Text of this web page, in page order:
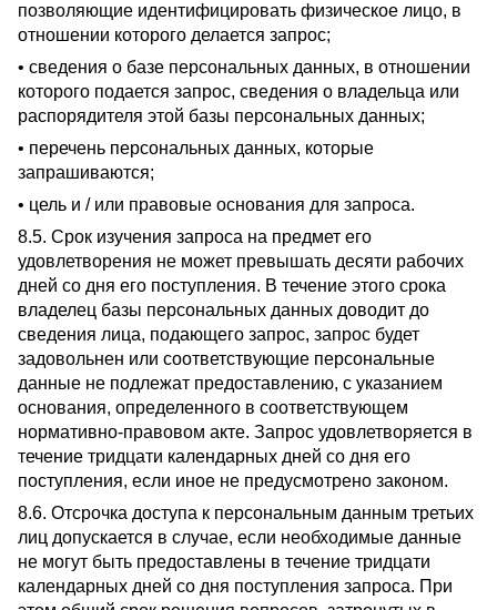
позволяющие идентифицировать физическое лицо, в
отношении которого делается запрос;
• сведения о базе персональных данных, в отношении
которого подается запрос, сведения о владельца или
распорядителя этой базы персональных данных;
• перечень персональных данных, которые
запрашиваются;
• цель и / или правовые основания для запроса.
8.5. Срок изучения запроса на предмет его
удовлетворения не может превышать десяти рабочих
дней со дня его поступления. В течение этого срока
владелец базы персональных данных доводит до
сведения лица, подающего запрос, запрос будет
задовольнен или соответствующие персональные
данные не подлежат предоставлению, с указанием
основания, определенного в соответствующем
нормативно-правовом акте. Запрос удовлетворяется в
течение тридцати календарных дней со дня его
поступления, если иное не предусмотрено законом.
8.6. Отсрочка доступа к персональным данным третьих
лиц допускается в случае, если необходимые данные
не могут быть предоставлены в течение тридцати
календарных дней со дня поступления запроса. При